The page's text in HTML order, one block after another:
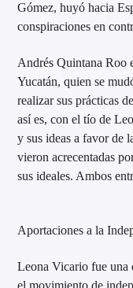
Gómez, huyó hacia
conspiraciones en
Andrés Quintana Roo
Yucatán, quien se
realizar sus prácticas
así es, con el tío de
y sus ideas a favor de
vieron acrecentadas
sus ideales. Ambos
Aportaciones a la
Leona Vicario fue una